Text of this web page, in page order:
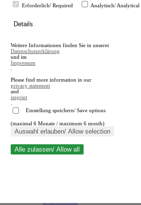
en
A
A
Suche schließen
Erforderlich/ Required
Analytisch/ Analytical
Details
Weitere Informationen finden Sie in unserer
Datenschutzerklärung
und im
Impressum
Please find more information in our
privacy statement
and
imprint
Einstellung speichern/ Save options
(maximal 6 Monate / maximum 6 month)
Auswahl erlauben/ Allow selection
Alle zulassen/ Allow all